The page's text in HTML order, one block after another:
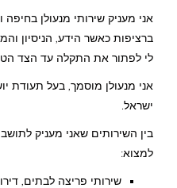
ברציפות כאשר הידע, הניסיון
לי לפתור את התקלה עד הצד
אני מנעולן מוסמך, בעל תעודת
ישראל.
בין השירותים שאני מעניק
למצוא:
שירותי פריצה לבתים,